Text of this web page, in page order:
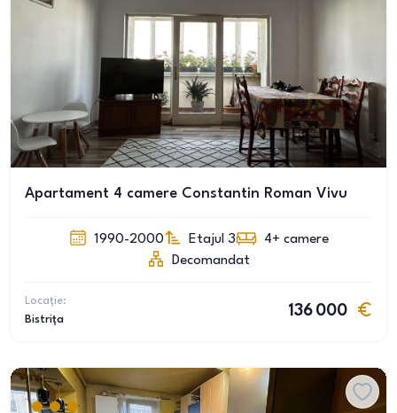
Apartament 4 camere Constantin Roman Vivu
1990-2000 Etajul 3 4+ camere
Decomandat
Locație:
Bistrița
136 000